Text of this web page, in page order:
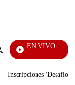
Enviar
EN VIVO
Inscripciones 'Desafío'